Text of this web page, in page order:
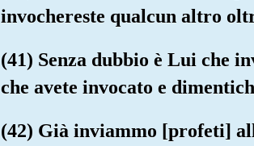
invochereste qualcun altro
(41) Senza dubbio è Lui che
che avete invocato e
(42) Già inviammo [profeti]